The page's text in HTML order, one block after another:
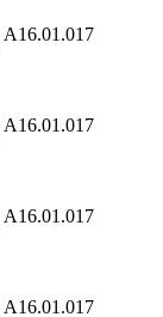
А16.01.017
А16.01.017
А16.01.017
А16.01.017